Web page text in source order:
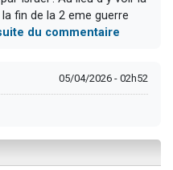
fin de la 2 eme guerre
du commentaire
05/04/2026 - 02h52